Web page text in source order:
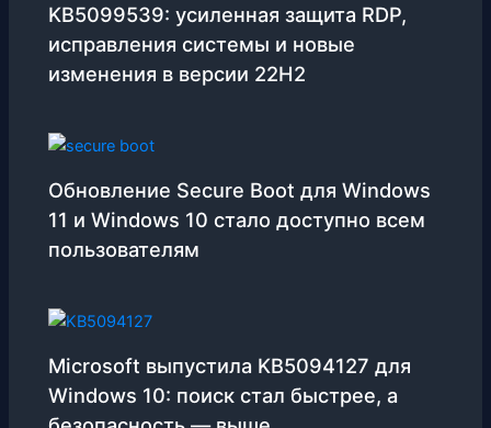
KB5099539: усиленная защита RDP,
исправления системы и новые
изменения в версии 22H2
Обновление Secure Boot для Windows
11 и Windows 10 стало доступно всем
пользователям
Microsoft выпустила KB5094127 для
Windows 10: поиск стал быстрее, а